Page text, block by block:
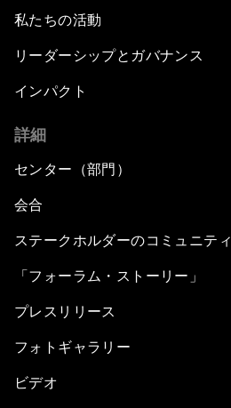
私たちの活動
リーダーシップとガバナンス
インパクト
詳細
センター（部門）
会合
ステークホルダーのコミュニティ
「フォーラム・ストーリー」
プレスリリース
フォトギャラリー
ビデオ